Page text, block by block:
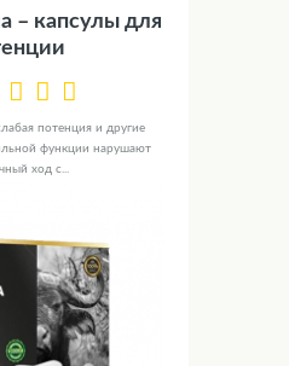
– капсулы для
потенция и другие
функции нарушают
ход с...